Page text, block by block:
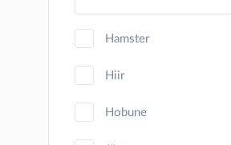
hamster
hiir
hobune